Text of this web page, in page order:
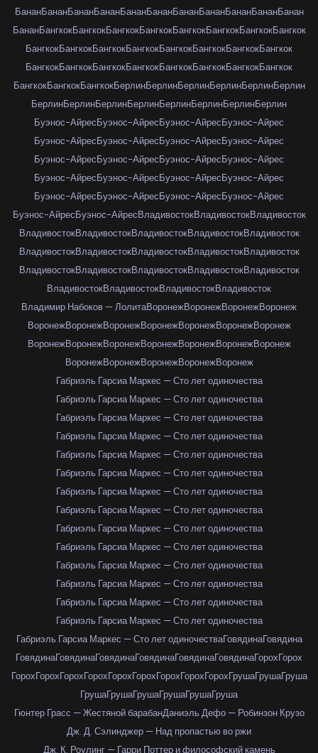
БананБананБананБананБананБананБананБананБананБананБанан
БананБангкокБангкокБангкокБангкокБангкокБангкокБангкокБангкок
БангкокБангкокБангкокБангкокБангкокБангкокБангкокБангкок
БангкокБангкокБангкокБангкокБангкокБангкокБангкокБангкок
БангкокБангкокБангкокБерлинБерлинБерлинБерлинБерлинБерлин
БерлинБерлинБерлинБерлинБерлинБерлинБерлинБерлин
Буэнос-АйресБуэнос-АйресБуэнос-АйресБуэнос-Айрес
Буэнос-АйресБуэнос-АйресБуэнос-АйресБуэнос-Айрес
Буэнос-АйресБуэнос-АйресБуэнос-АйресБуэнос-Айрес
Буэнос-АйресБуэнос-АйресБуэнос-АйресБуэнос-Айрес
Буэнос-АйресБуэнос-АйресБуэнос-АйресБуэнос-Айрес
Буэнос-АйресБуэнос-АйресВладивостокВладивостокВладивосток
ВладивостокВладивостокВладивостокВладивостокВладивосток
ВладивостокВладивостокВладивостокВладивостокВладивосток
ВладивостокВладивостокВладивостокВладивостокВладивосток
ВладивостокВладивостокВладивостокВладивосток
Владимир Набоков — ЛолитаВоронежВоронежВоронежВоронеж
ВоронежВоронежВоронежВоронежВоронежВоронежВоронеж
ВоронежВоронежВоронежВоронежВоронежВоронежВоронеж
ВоронежВоронежВоронежВоронежВоронеж
Габриэль Гарсиа Маркес — Сто лет одиночества
Габриэль Гарсиа Маркес — Сто лет одиночества
Габриэль Гарсиа Маркес — Сто лет одиночества
Габриэль Гарсиа Маркес — Сто лет одиночества
Габриэль Гарсиа Маркес — Сто лет одиночества
Габриэль Гарсиа Маркес — Сто лет одиночества
Габриэль Гарсиа Маркес — Сто лет одиночества
Габриэль Гарсиа Маркес — Сто лет одиночества
Габриэль Гарсиа Маркес — Сто лет одиночества
Габриэль Гарсиа Маркес — Сто лет одиночества
Габриэль Гарсиа Маркес — Сто лет одиночества
Габриэль Гарсиа Маркес — Сто лет одиночества
Габриэль Гарсиа Маркес — Сто лет одиночества
Габриэль Гарсиа Маркес — Сто лет одиночества
Габриэль Гарсиа Маркес — Сто лет одиночестваГовядинаГовядина
ГовядинаГовядинаГовядинаГовядинаГовядинаГовядинаГорохГорох
ГорохГорохГорохГорохГорохГорохГорохГорохГорохГрушаГрушаГруша
ГрушаГрушаГрушаГрушаГрушаГруша
Гюнтер Грасс — Жестяной барабанДаниэль Дефо — Робинзон Крузо
Дж. Д. Сэлинджер — Над пропастью во ржи
Дж. К. Роулинг — Гарри Поттер и философский камень